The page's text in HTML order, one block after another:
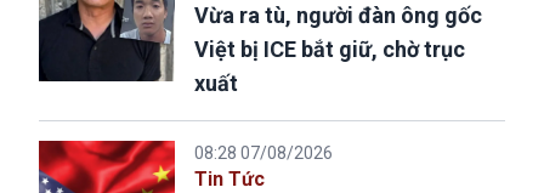
Vừa ra tù, người đàn ông gốc
Việt bị ICE bắt giữ, chờ trục
xuất
08:28 07/08/2026
Tin Tức